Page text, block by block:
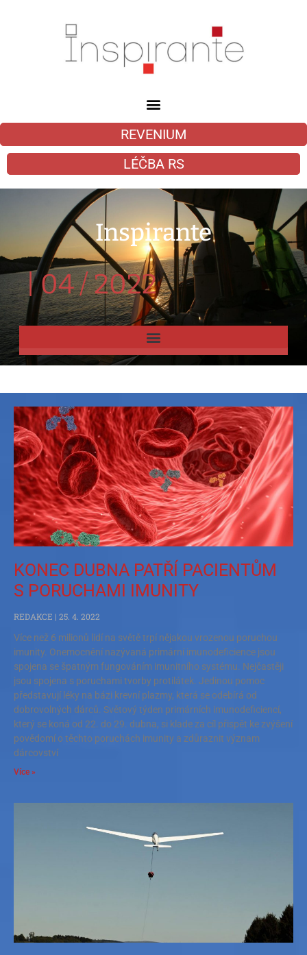
REVENIUM
LÉČBA RS
Inspirante
|04 / 2022
KONEC DUBNA PATŘÍ PACIENTŮM
S PORUCHAMI IMUNITY
REDAKCE
25. 4. 2022
Více než 6 milionů lidí na světě trpí nějakou vrozenou poruchou
imunity. Onemocnění nazývaná primární imunodeficience jsou
spojena se špatným fungováním imunitního systému. Nejčastěji
jsou spojena s poruchami tvorby protilátek. Jedinou pomoc
představují léky na bázi krevní plazmy, která se odebírá od
dobrovolných dárců. Světový týden primárních imunodeficiencí,
který se koná od 22. do 29. dubna, si klade za cíl přispět ke zvýšení
povědomí o těchto poruchách imunity a zdůraznit význam
dárcovství
Více »